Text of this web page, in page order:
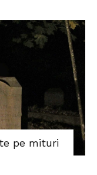
pe mituri